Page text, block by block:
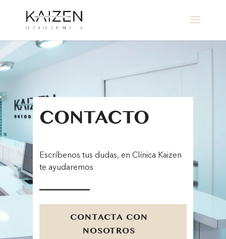
CONTACTO
Escríbenos tus dudas, en Clínica Kaizen
te ayudaremos
CONTACTA CON
NOSOTROS